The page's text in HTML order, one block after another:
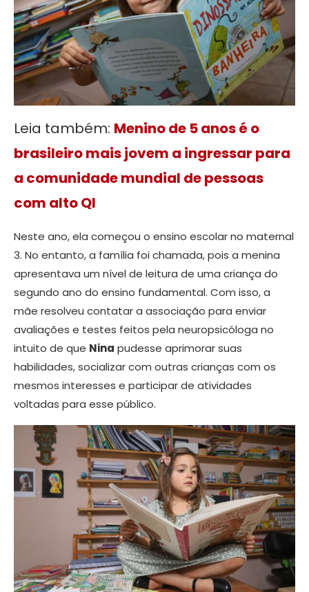
Leia também: Menino de 5 anos é o
brasileiro mais jovem a ingressar para
a comunidade mundial de pessoas
com alto QI
Neste ano, ela começou o ensino escolar no maternal
3. No entanto, a família foi chamada, pois a menina
apresentava um nível de leitura de uma criança do
segundo ano do ensino fundamental. Com isso, a
mãe resolveu contatar a associação para enviar
avaliações e testes feitos pela neuropsicóloga no
intuito de que Nina pudesse aprimorar suas
habilidades, socializar com outras crianças com os
mesmos interesses e participar de atividades
voltadas para esse público.